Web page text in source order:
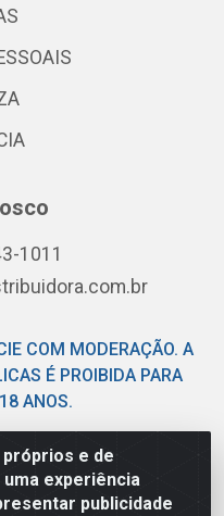
e de
experiência
publicidade
1011
COM MODERAÇÃO. A
É PROIBIDA PARA
ANOS.
Tim - Parque de
CEP 59146-480 - CNPJ